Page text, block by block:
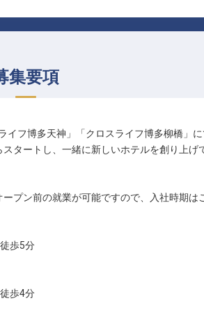
集要項
イフ博多天神」「クロスライフ博多柳橋」
タートし、一緒に新しいホテルを創り上げ
プン前の就業が可能ですので、入社時期は
歩5分
歩4分